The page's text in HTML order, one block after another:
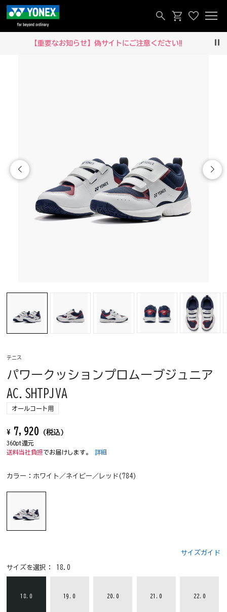
【重要なお知らせ】偽サイトにご注意ください‼
テニス
パワークッションプロムーブジュニア
AC.SHTPJVA
オールコート用
¥ 7,920 (税込)
360pt還元
送料当社負担 でお届けします。詳細
カラー： ホワイト／ネイビー／レッド(784)
サイズガイド
サイズを選択： 18.0
18.0 19.0 20.0 21.0 22.0